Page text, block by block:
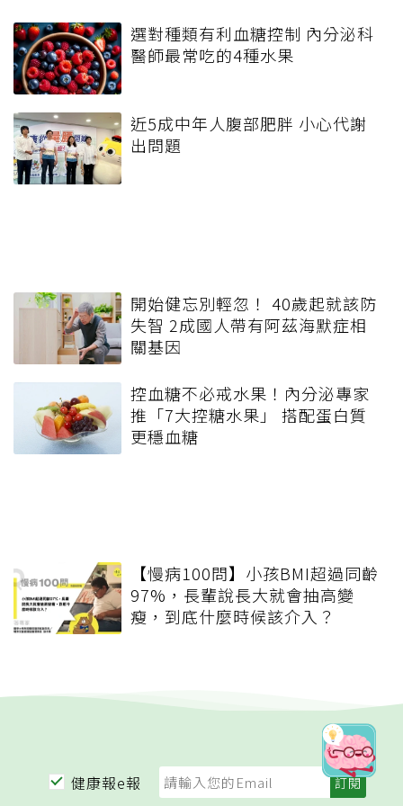
選對種類有利血糖控制 內分泌科
醫師最常吃的4種水果
近5成中年人腹部肥胖 小心代謝
出問題
開始健忘別輕忽！ 40歲起就該防
失智 2成國人帶有阿茲海默症相
關基因
控血糖不必戒水果！內分泌專家
推「7大控糖水果」 搭配蛋白質
更穩血糖
【慢病100問】小孩BMI超過同齡
97%，長輩說長大就會抽高變
瘦，到底什麼時候該介入？
健康報e報